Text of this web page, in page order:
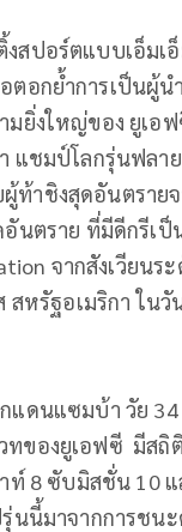
สปอร์ตแบบเอ็มเ
ตอกย้ำการเป็นผู้
มยิ่งใหญ่ของ ยูเอฟ
แชมป์โลกรุ่นฟลา
ท้าชิงสุดอันตราย
อันตราย ที่มีดีกรีเ
จากสังเวียนร
สหรัฐอเมริกา ใน
แดนแซมบ้า วัย
ทของยูเอฟซี มีสถิ
ท์ 8 ซับมิสชั่น 10
นนี้มาจากการชน